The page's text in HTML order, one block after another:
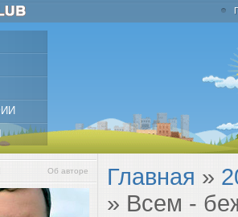
Об авторе Главная »
» Всем -